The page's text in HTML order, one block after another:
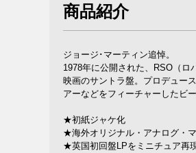
商品紹介
ジョージ･マーティン追悼。
1978年に公開された、RSO（
映画のサントラ盤。プロデュー
アーなどをフィーチャーしたビ
★初紙ジャケ化
★海外オリジナル・アナログ・
★英国初回盤LPをミニチュア再